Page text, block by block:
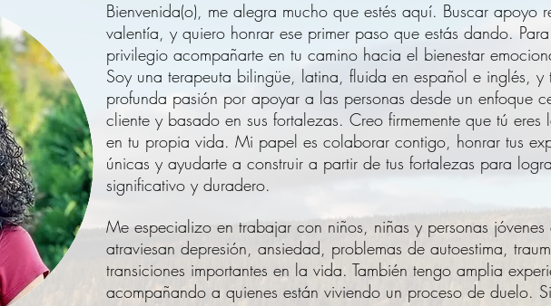
Bienvenida(o), me alegra mucho que estés aquí. Buscar apoyo
valentía, y quiero honrar ese primer paso que estás dando.
privilegio acompañarte en tu camino hacia el bienestar
Soy una terapeuta bilingüe, latina, fluida en español e inglés, y
profunda pasión por apoyar a las personas desde un enfoque
cliente y basado en sus fortalezas. Creo firmemente que tú eres
en tu propia vida. Mi papel es colaborar contigo, honrar tus
únicas y ayudarte a construir a partir de tus fortalezas para
significativo y duradero.
Me especializo en trabajar con niños, niñas y personas jóvenes
atraviesan depresión, ansiedad, problemas de autoestima,
transiciones importantes en la vida. También tengo amplia
acompañando a quienes están viviendo un proceso de duelo.